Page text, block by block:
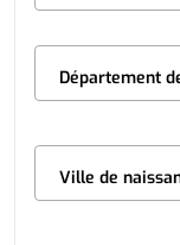
Département
Ville de